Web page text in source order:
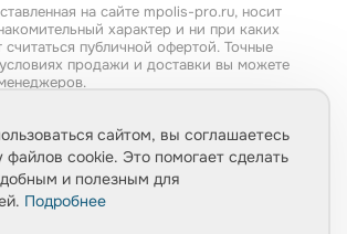
на сайте mpolis-pro.ru, носит
характер и ни при каких
публичной офертой. Точные
продажи и доставки вы можете
персональных данных
конфиденциальности
сайтом, вы соглашаетесь
файлов cookie. Это помогает сделать
и полезным для
Подробнее